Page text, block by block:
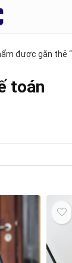
được gắn thẻ
toán